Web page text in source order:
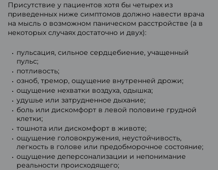
Присутствие у пациентов хотя бы четырех из
приведенных ниже симптомов должно навести врача
на мысль о возможном паническом расстройстве (а в
некоторых случаях достаточно и двух):
пульсация, сильное сердцебиение, учащенный
пульс;
потливость;
озноб, тремор, ощущение внутренней дрожи;
ощущение нехватки воздуха, одышка;
удушье или затрудненное дыхание;
боль или дискомфорт в левой половине грудной
клетки;
тошнота или дискомфорт в животе;
ощущение головокружения, неустойчивость,
легкость в голове или предобморочное состояние;
ощущение деперсонализации и непонимание
реальности происходящего;